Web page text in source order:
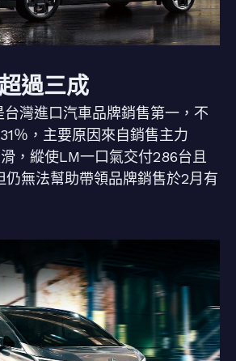
過三成
灣進口汽車品牌銷售第一，不
％，主要原因來自銷售主力
，縱使LM一口氣交付286台且
仍無法幫助帶領品牌銷售於2月有